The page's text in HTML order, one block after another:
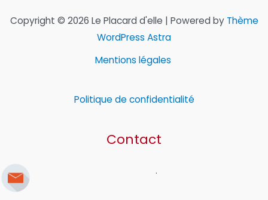
Copyright © 2026 Le Placard d'elle | Powered by Thème
WordPress Astra
Mentions légales
Politique de confidentialité
Contact
.